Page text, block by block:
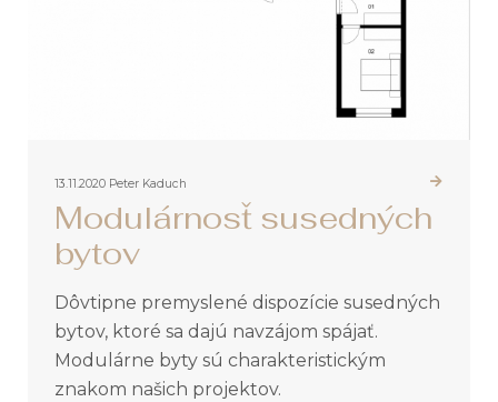
13.11.2020 Peter Kaduch
Modulárnosť susedných
bytov
Dôvtipne premyslené dispozície susedných
bytov, ktoré sa dajú navzájom spájať.
Modulárne byty sú charakteristickým
znakom našich projektov.